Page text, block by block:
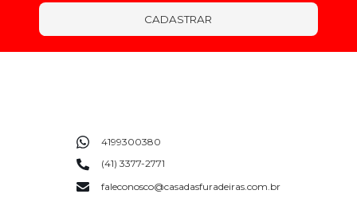
CADASTRAR
4199300380
(41) 3377-2771
faleconosco@casadasfuradeiras.com.br